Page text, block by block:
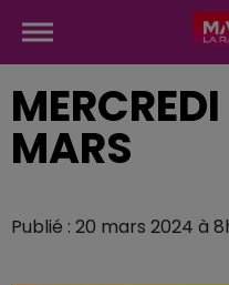
MARS
Publié : 20 mars 2024 à